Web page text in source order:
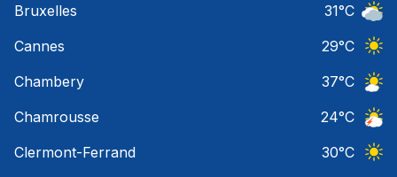
Bruxelles
31°C
Cannes
29°C
Chambery
37°C
Chamrousse
24°C
Clermont-Ferrand
30°C